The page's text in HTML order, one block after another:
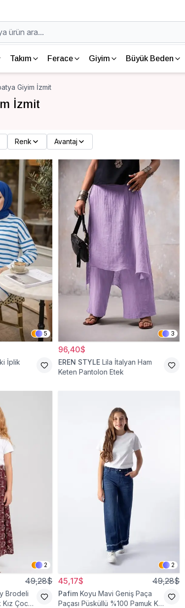
Takım Ferace Giyim Büyük Beden
Giyim İzmit
İzmit
Renk Avantaj
5
İplik
3
96,40$
EREN STYLE Lila İtalyan Ham
Keten Pantolon Etek
2
49,28$
Brodeli
Çocuk
2
45,17$ 49,28$
Pafim Koyu Mavi Geniş Paça
Paçası Püsküllü %100 Pamuk Kız